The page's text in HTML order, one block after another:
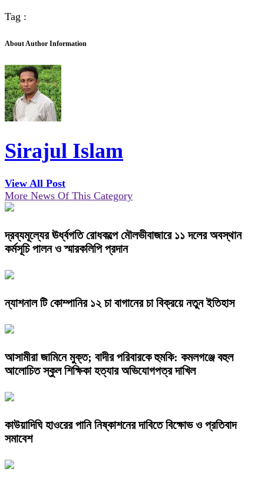
Tag :
About Author Information
Sirajul Islam
View All Post
More News Of This Category
দ্রব্যমূল্যের ঊর্ধ্বগতি রোধকল্পে মৌলভীবাজারে ১১ দলের অবস্থান
কর্মসূচি পালন ও স্মারকলিপি প্রদান
ন্যাশনাল টি কোম্পানির ১২ চা বাগানের চা বিক্রয়ে নতুন ইতিহাস
আসামীরা জামিনে মুক্ত; বাদীর পরিবারকে হুমকি: কমলগঞ্জে বহুল
আলোচিত স্কুল শিক্ষিকা হত্যার অভিযোগপত্র দাখিল
কাউয়াদিঘি হাওরের পানি নিষ্কাশনের দাবিতে বিক্ষোভ ও প্রতিবাদ
সমাবেশ